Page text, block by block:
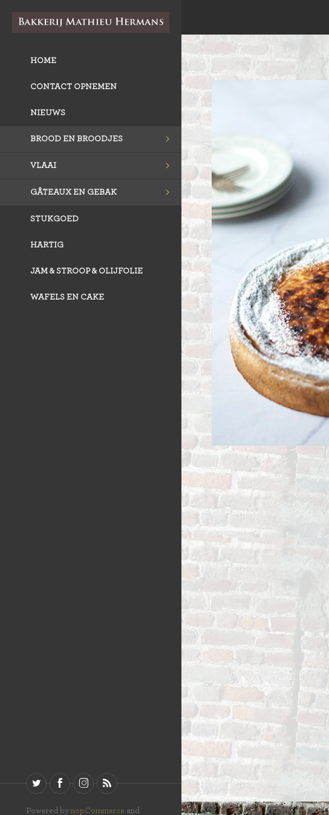
HOME
CONTACT OPNEMEN
NIEUWS
BROOD EN BROODJES
VLOERBROOD
ZUURDESEM BROOD
BUSBRODEN
BROODJES
CROISSANTS
STOKBROOD
VLAAI
VLAAI TRADITIONEEL
HERMANS
RIJSTEVLAAI
KRUIMELVLAAI
OPEN VLAAI
SEIZOEN VLAAI
GÂTEAUX EN GEBAK
STUKGOED
HARTIG
JAM & STROOP & OLIJFOLIE
WAFELS EN CAKE
Powered by nopCommerce and